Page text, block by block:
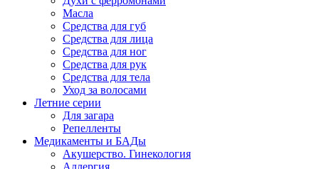
Масла
Средства для губ
Средства для лица
Средства для ног
Средства для рук
Средства для тела
Уход за волосами
Летние серии
Для загара
Репелленты
Медикаменты и БАДы
Акушерство. Гинекология
Аллергия